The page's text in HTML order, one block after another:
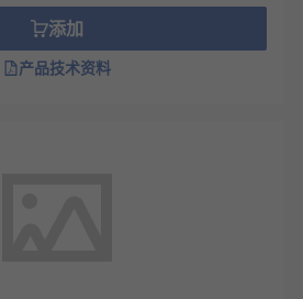
添加
产品技术资料